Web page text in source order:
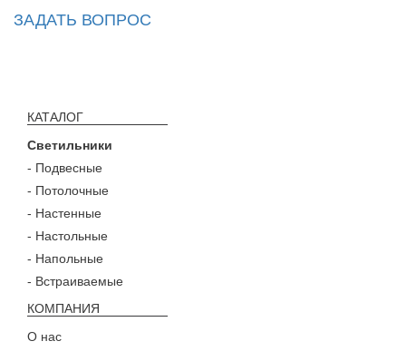
ЗАДАТЬ ВОПРОС
КАТАЛОГ
Светильники
- Подвесные
- Потолочные
- Настенные
- Настольные
- Напольные
- Встраиваемые
КОМПАНИЯ
О нас